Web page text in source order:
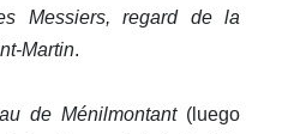
Messiers, regard de la
Martin.
de Ménilmontant(luego